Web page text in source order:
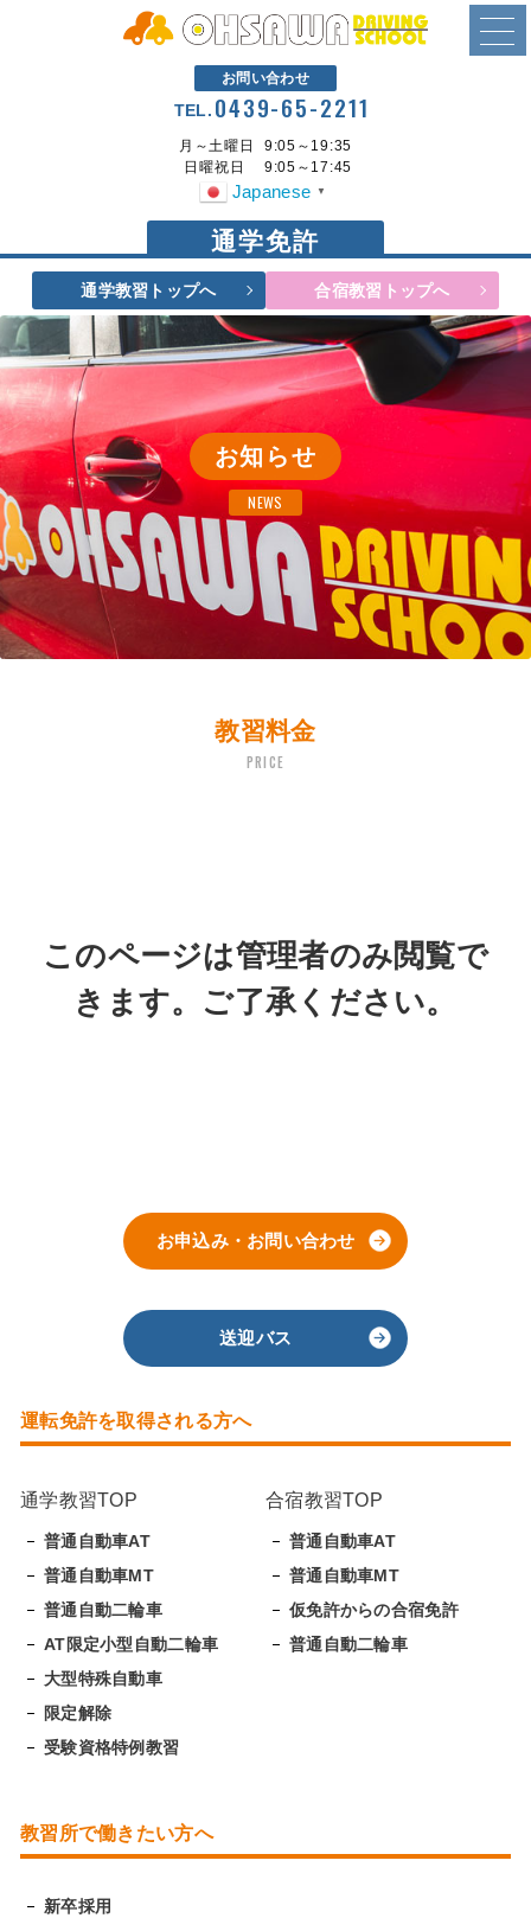
お問い合わせ
TEL. 0439-65-2211
月～土曜日
9:05～19:35
日曜祝日
9:05～17:45
Japanese ▼
通学免許
通学教習トップへ 合宿教習トップへ
お知らせ
NEWS
教習料金
PRICE
このページは管理者のみ閲覧で
きます。ご了承ください。
お申込み・お問い合わせ
送迎バス
運転免許を取得される方へ
通学教習TOP
普通自動車AT
普通自動車MT
普通自動二輪車
AT限定小型自動二輪車
大型特殊自動車
限定解除
受験資格特例教習
合宿教習TOP
普通自動車AT
普通自動車MT
仮免許からの合宿免許
普通自動二輪車
教習所で働きたい方へ
新卒採用